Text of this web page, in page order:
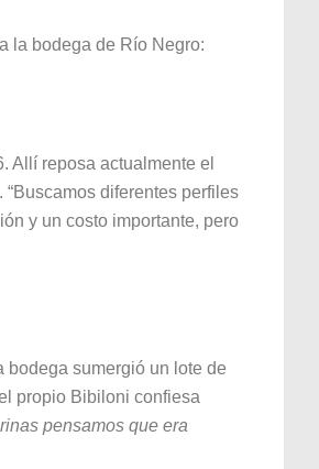
la bodega de Río Negro:
Allí reposa actualmente el
diferentes perfiles
y un costo importante, pero
bodega sumergió un lote de
propio Bibiloni confiesa
pensamos que era